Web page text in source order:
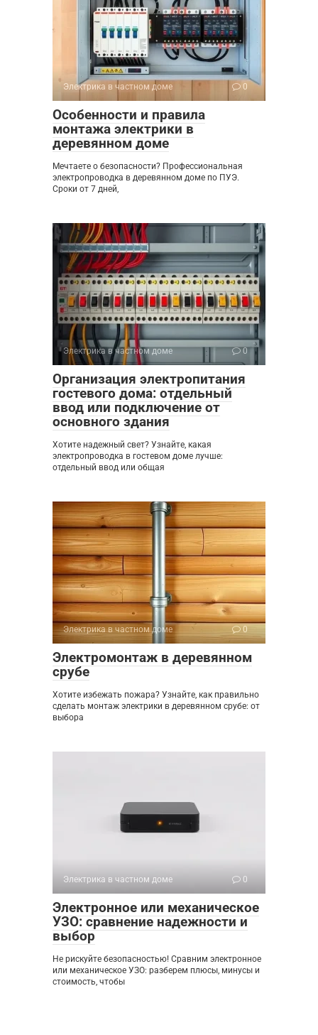
Электрика в частном доме 0
Особенности и правила
монтажа электрики в
деревянном доме
Мечтаете о безопасности? Профессиональная
электропроводка в деревянном доме по ПУЭ.
Сроки от 7 дней,
Электрика в частном доме 0
Организация электропитания
гостевого дома: отдельный
ввод или подключение от
основного здания
Хотите надежный свет? Узнайте, какая
электропроводка в гостевом доме лучше:
отдельный ввод или общая
Электрика в частном доме 0
Электромонтаж в деревянном
срубе
Хотите избежать пожара? Узнайте, как правильно
сделать монтаж электрики в деревянном срубе: от
выбора
Электрика в частном доме 0
Электронное или механическое
УЗО: сравнение надежности и
выбор
Не рискуйте безопасностью! Сравним электронное
или механическое УЗО: разберем плюсы, минусы и
стоимость, чтобы